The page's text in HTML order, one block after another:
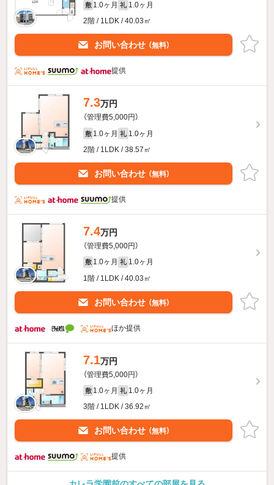
敷 1.0ヶ月 礼 1.0ヶ月
2階 / 1LDK / 40.03㎡
お問い合わせ （無料）
提供
7.3万円
（管理費5,000円）
敷 1.0ヶ月 礼 1.0ヶ月
2階 / 1LDK / 38.57㎡
お問い合わせ （無料）
提供
7.4万円
（管理費5,000円）
敷 1.0ヶ月 礼 1.0ヶ月
1階 / 1LDK / 40.03㎡
お問い合わせ （無料）
ほか提供
7.1万円
（管理費5,000円）
敷 1.0ヶ月 礼 1.0ヶ月
3階 / 1LDK / 36.92㎡
お問い合わせ （無料）
提供